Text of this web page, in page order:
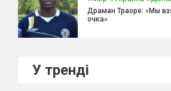
Драман Траоре: «Мы
очка»
У тренді